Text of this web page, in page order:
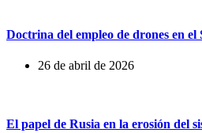
Doctrina del empleo de drones en
26 de abril de 2026
El papel de Rusia en la erosión del